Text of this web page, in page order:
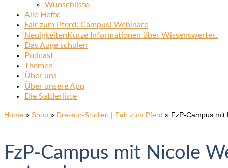
Wunschliste
Alle Hefte
Fair zum Pferd: Campus! Webinare
Neuigkeiten Kurze Informationen über Wissenswertes.
Das Auge schulen
Podcast
Themen
Über uns
Über unsere App
Die Sattlerliste
Home » Shop » Dressur-Studien | Fair zum Pferd » FzP-Campus mit
FzP-Campus mit Nicole